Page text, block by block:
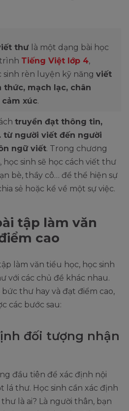
thư là một dạng bài học
Tiếng Việt lớp 4,
sinh rèn luyện kỹ năng viết
mạch lạc, chân
xúc.
truyền đạt thông tin,
người viết đến người
ngữ viết. Trong chương
sinh sẽ học cách viết thư
bè, thầy cô… để thể hiện sự
sẻ hoặc kể về một sự việc.
tập làm văn
cao
làm văn tiểu học, học sinh
với các chủ đề khác nhau.
thư hay và đạt điểm cao,
các bước sau:
đối tượng nhận
đầu tiên để xác định nội
lá thư. Học sinh cần xác định
là ai? Là người thân, bạn